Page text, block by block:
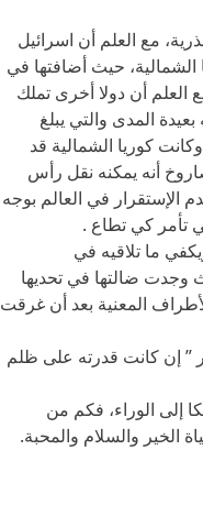
مع العلم أن اسرائيل
الشمالية، حيث أضافتها في
أن دولا أخرى تملك
المدى والتي يبلغ
وكانت كوريا الشمالية قد
يبلغ مداه 500 كم، وخطر هذا الصاروخ أنه يمكنه نقل رأس
الإستقرار في العالم بوجه
تأمر كي تطاع .
ما تلاقيه في
وجدت ضالتها في تحديها
المعنية بعد أن غرقت
” إن كانت قدرته على ظلم
إلى الوراء، فكم من
الخير والسلام والمحبة.